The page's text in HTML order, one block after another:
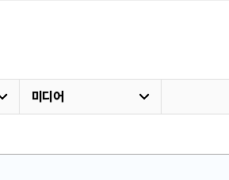
미디어